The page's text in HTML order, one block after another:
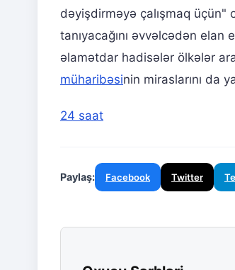
dəyişdirməyə çalışmaq
tanıyacağını əvvəlcədən
əlamətdar hadisələr ölkələr
müharibəsinin miraslarını da
24 saat
Paylaş: Facebook Twitter